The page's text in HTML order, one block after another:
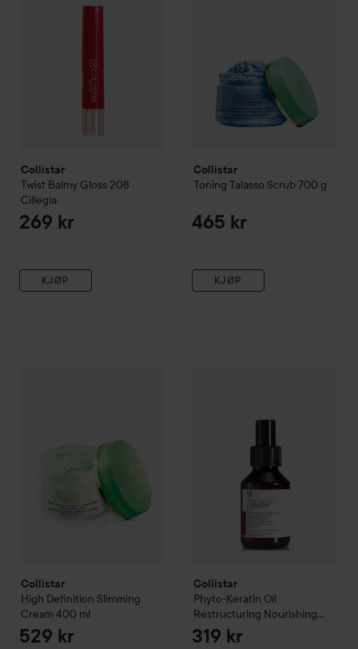
Collistar
Twist Balmy Gloss 208
Ciliegia
269 kr
KJØP
Collistar
Toning Talasso Scrub700 g
465 kr
KJØP
Collistar
High Definition Slimming
Cream400 ml
529 kr
Collistar
Phyto-Keratin Oil
Restructuring Nourishing
100 ml
319 kr